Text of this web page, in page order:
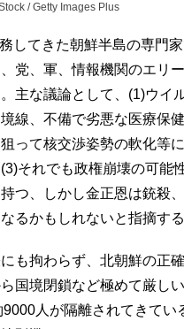
/ Getty Images Plus
してきた朝鮮半島の専門
党、軍、情報機関のエリ
主な議論として、(1)ウイ
線、不備で劣悪な医療保
って核交渉姿勢の軟化等
それでも政権崩壊の可能
つ、しかし金正恩は銃殺
るかもしれないと指摘する
も拘わらず、北朝鮮の正
国境閉鎖など極めて厳し
人が隔離されてきて